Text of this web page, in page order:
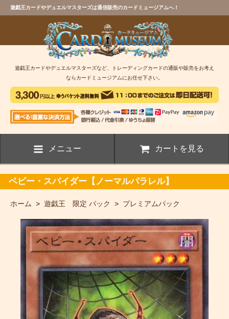
遊戯王カードやデュエルマスターズは通信販売のカードミュージアムへ！
遊戯王カードやデュエルマスターズなど、トレーディングカードの通販や販売をお考え
ならカードミュージアムにお任せ下さい。
メニュー カートを見る
ベビー・スパイダー【ノーマルパラレル】
ホーム > 遊戯王 限定 パック > プレミアムパック